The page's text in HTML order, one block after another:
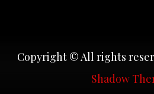
Copyright © All rights
Shadow